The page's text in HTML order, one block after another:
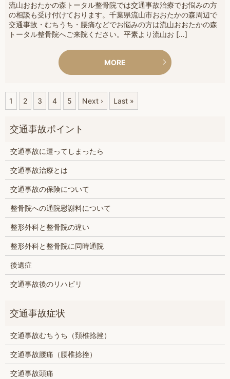
流山おおたかの森トータル整骨院では交通事故治療でお悩みの方
の相談も受け付けております。千葉県流山市おおたかの森周辺で
交通事故・むちうち・腰痛などでお悩みの方は流山おおたかの森
トータル整骨院へご来院ください。平素より流山お […]
MORE
1 2 3 4 5 Next › Last »
交通事故に遭ってしまったら
交通事故治療とは
交通事故の保険について
整骨院への通院慰謝料について
整形外科と整骨院の違い
整形外科と整骨院に同時通院
後遺症
交通事故後のリハビリ
交通事故むちうち（頚椎捻挫）
交通事故腰痛（腰椎捻挫）
交通事故頭痛